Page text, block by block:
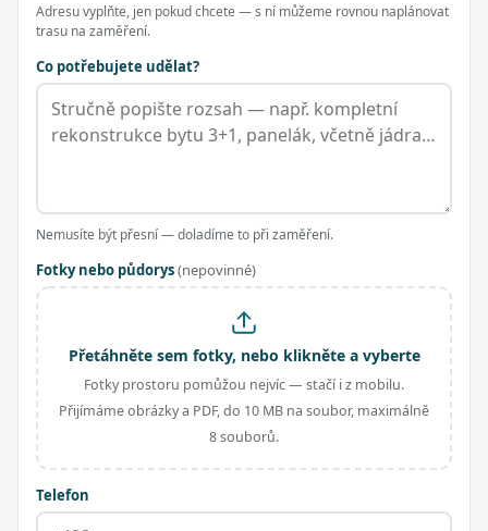
Adresu vyplňte, jen pokud chcete — s ní můžeme rovnou naplánovat
trasu na zaměření.
Co potřebujete udělat?
Nemusíte být přesní — doladíme to při zaměření.
Fotky nebo půdorys(nepovinné)
Přetáhněte sem fotky, nebo klikněte a vyberte
Fotky prostoru pomůžou nejvíc — stačí i z mobilu.
Přijímáme obrázky a PDF, do 10 MB na soubor, maximálně
8 souborů.
Telefon